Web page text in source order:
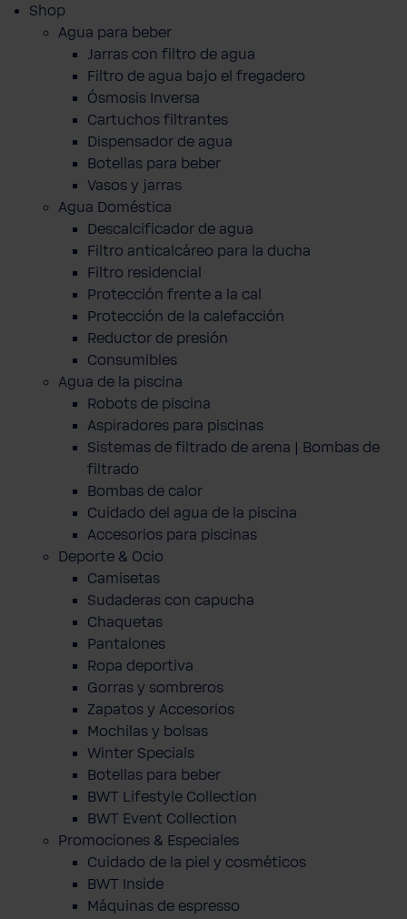
Shop
Agua para beber
Jarras con filtro de agua
Filtro de agua bajo el fregadero
Ósmosis Inversa
Cartuchos filtrantes
Dispensador de agua
Botellas para beber
Vasos y jarras
Agua Doméstica
Descalcificador de agua
Filtro anticalcáreo para la ducha
Filtro residencial
Protección frente a la cal
Protección de la calefacción
Reductor de presión
Consumibles
Agua de la piscina
Robots de piscina
Aspiradores para piscinas
Sistemas de filtrado de arena | Bombas de
filtrado
Bombas de calor
Cuidado del agua de la piscina
Accesorios para piscinas
Deporte & Ocio
Camisetas
Sudaderas con capucha
Chaquetas
Pantalones
Ropa deportiva
Gorras y sombreros
Zapatos y Accesorios
Mochilas y bolsas
Winter Specials
Botellas para beber
BWT Lifestyle Collection
BWT Event Collection
Promociones & Especiales
Cuidado de la piel y cosméticos
BWT Inside
Máquinas de espresso